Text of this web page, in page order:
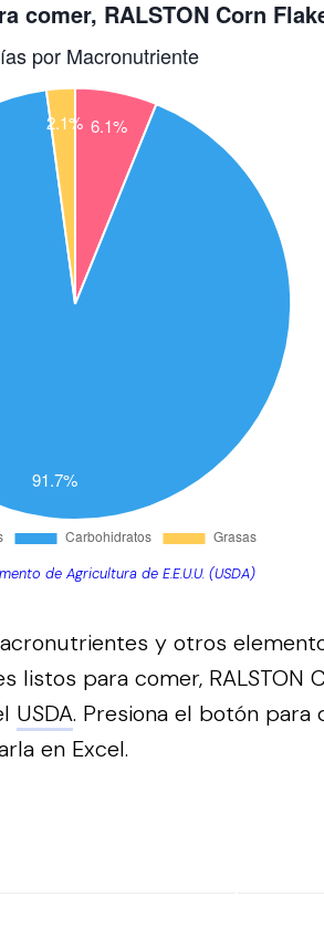
de Agricultura de E.E.U.U. (USDA)
y otros
listos para comer, RALSTON
USDA. Presiona el botón para
en Excel.